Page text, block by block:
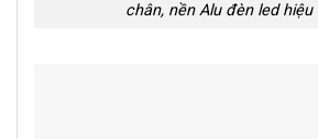
chân, nền Alu đèn led hiệu